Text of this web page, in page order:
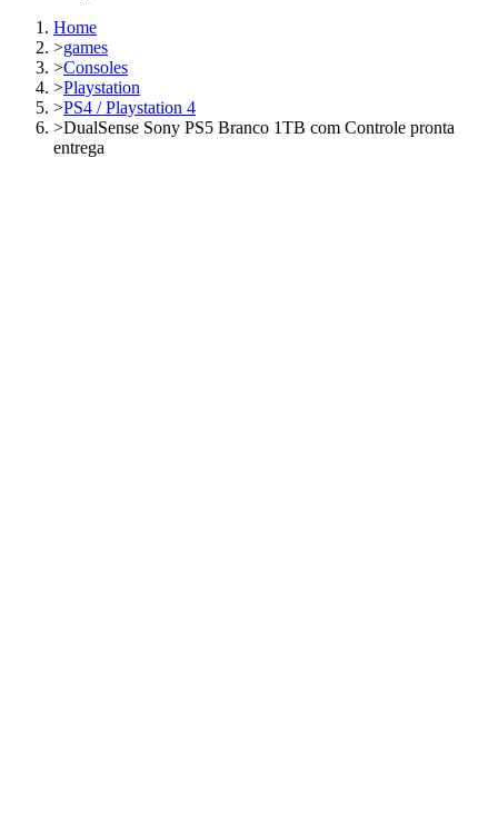
Home
>games
>Consoles
>Playstation
>PS4 / Playstation 4
>DualSense Sony PS5 Branco 1TB com Controle pronta
entrega